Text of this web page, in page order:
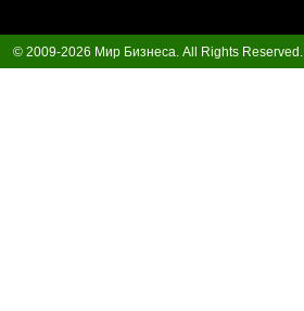
© 2009-2026 Мир Бизнеса. All Rights Reserved.